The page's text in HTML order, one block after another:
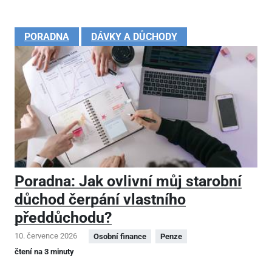
PORADNA DÁVKY A DŮCHODY
Poradna: Jak ovlivní můj starobní
důchod čerpání vlastního
předdůchodu?
10. července 2026 Osobní finance
Penze
čtení na 3 minuty